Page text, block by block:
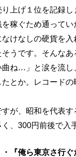
上げ１位を記録し
稼ぐため通ってい
けなしの硬貨を入
うです。そんなあ
曲ね…」と涙を流し
とか。レコード
が、昭和を代表
、300円前後で入
・『俺ら東京さ行